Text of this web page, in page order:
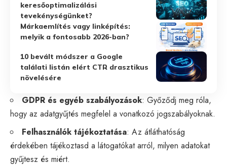
keresőoptimalizálási
tevekénységünket?
Márkaemlítés vagy linképítés:
melyik a fontosabb 2026-ban?
10 bevált módszer a Google
találati listán elért CTR drasztikus
növelésére
GDPR és egyéb szabályozások: Győződj meg róla,
hogy az adatgyűjtés megfelel a vonatkozó jogszabályoknak.
Felhasználók tájékoztatása: Az átláthatóság
érdekében tájékoztasd a látogatókat arról, milyen adatokat
gyűjtesz és miért.